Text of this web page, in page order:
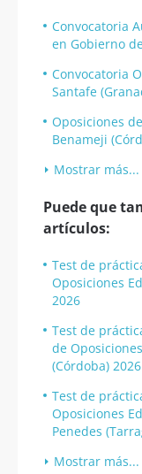
Convocatoria
en Gobierno
Convocatoria
Santafe
Oposiciones
Benameji
Mostrar más...
Puede que
artículos:
Test de
Oposiciones
2026
Test de
de
(Córdoba) 2026
Test de
Oposiciones
Penedes
Mostrar más...